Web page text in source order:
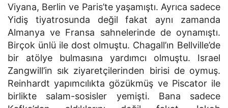
Viyana, Berlin ve Paris’te yaşamıştı. Ayrıca sadece
Yidiş tiyatrosunda değil fakat aynı zamanda
Almanya ve Fransa sahnelerinde de oynamıştı.
Birçok ünlü ile dost olmuştu. Chagall’ın Bellville’de
bir atölye bulmasına yardımcı olmuştu. Israel
Zangwill’in sık ziyaretçilerinden birisi de oymuş.
Reinhardt yapımcılıkta gözükmüş ve Piscator ile
birlikte salam-sosisler yemişti. Bana sadece